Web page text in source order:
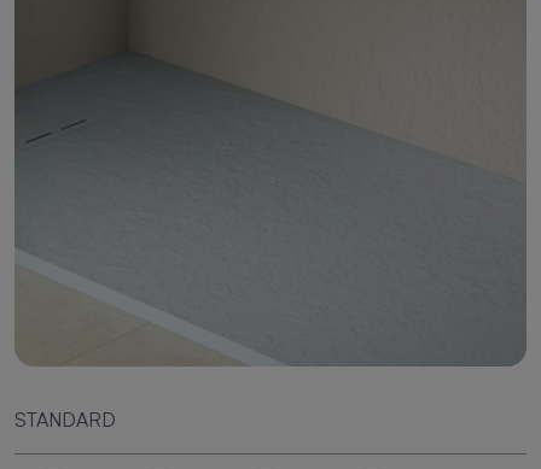
STANDARD